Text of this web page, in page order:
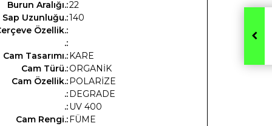
Burun Aralığı.:22
Sap Uzunluğu.:140
Özellik.:
.:
Cam Tasarımı.:KARE
Cam Türü.:ORGANİK
Cam Özellik.:POLARİZE
.:DEGRADE
.:UV 400
Cam Rengi.:FÜME